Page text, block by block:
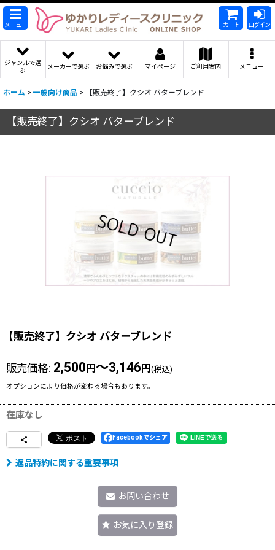
メニュー カート ログイン
ジャンルで選
ぶ
メーカーで選ぶ お悩みで選ぶ マイページ ご利用案内 メニュー
ホーム > 一般向け商品 > 【販売終了】クシオ バターブレンド
【販売終了】クシオ バターブレンド
【販売終了】クシオ バターブレンド
販売価格: 2,500 円 ～3,146 円 (税込)
オプションにより価格が変わる場合もあります。
在庫なし
Facebookでシェア
返品特約に関する重要事項
お問い合わせ
お気に入り登録